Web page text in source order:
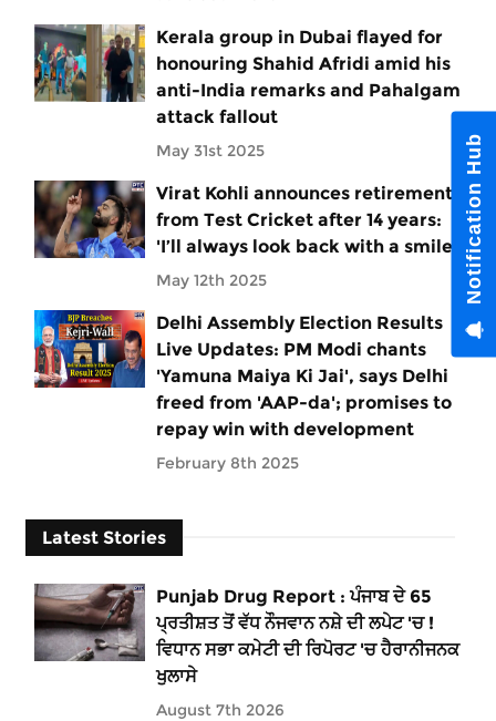
Kerala group in Dubai flayed for
honouring Shahid Afridi amid his
anti-India remarks and Pahalgam
attack fallout
May 31st 2025
Virat Kohli announces retirement
from Test Cricket after 14 years:
'I’ll always look back with a smile'
May 12th 2025
Delhi Assembly Election Results
Live Updates: PM Modi chants
'Yamuna Maiya Ki Jai', says Delhi
freed from 'AAP-da'; promises to
repay win with development
February 8th 2025
Latest Stories
Punjab Drug Report : ਪੰਜਾਬ ਦੇ 65
ਪ੍ਰਤੀਸ਼ਤ ਤੋਂ ਵੱਧ ਨੌਜਵਾਨ ਨਸ਼ੇ ਦੀ ਲਪੇਟ 'ਚ !
ਵਿਧਾਨ ਸਭਾ ਕਮੇਟੀ ਦੀ ਰਿਪੋਰਟ 'ਚ ਹੈਰਾਨੀਜਨਕ
ਖੁਲਾਸੇ
August 7th 2026
Notification Hub